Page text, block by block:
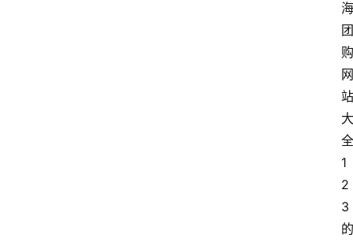
海
团
购
网
站
大
全
1
2
3
的